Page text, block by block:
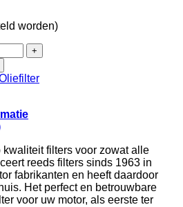
worden)
kwaliteit filters voor zowat alle
reeds filters sinds 1963 in
fabrikanten en heeft daardoor
Het perfect en betrouwbare
voor uw motor, als eerste ter